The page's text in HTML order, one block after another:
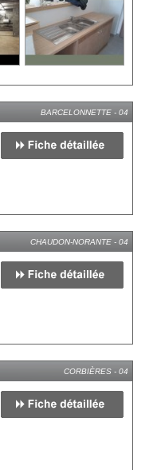
BARCELONNETTE - 04
CHAUDON-NORANTE - 04
CORBIÈRES - 04